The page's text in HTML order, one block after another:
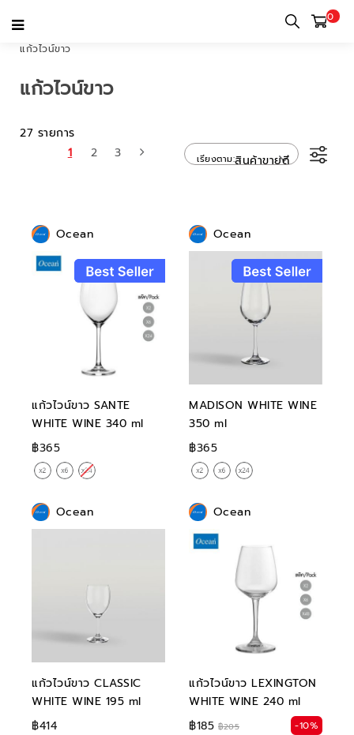
0
หน้าแรก
แก้วไวน์ขาว
แก้วไวน์ขาว
27 รายการ
1
2 3 เรียงตาม สินค้าขายดี
Ocean
แก้วไวน์ขาว SANTE
WHITE WINE 340 ml
฿365
Ocean
MADISON WHITE WINE
350 ml
฿365
Ocean
แก้วไวน์ขาว CLASSIC
WHITE WINE 195 ml
฿414
Ocean
แก้วไวน์ขาว LEXINGTON
WHITE WINE 240 ml
฿185 ฿205 -10%